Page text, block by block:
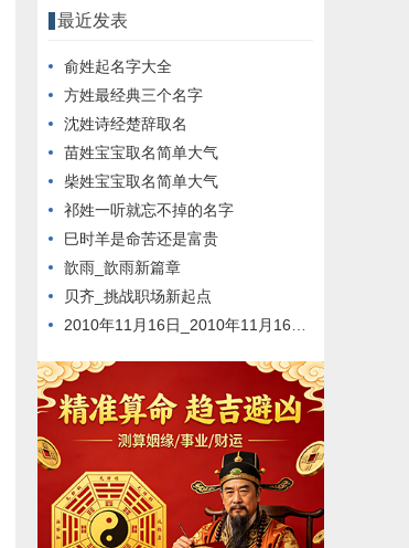
最近发表
俞姓起名字大全
方姓最经典三个名字
沈姓诗经楚辞取名
苗姓宝宝取名简单大气
柴姓宝宝取名简单大气
祁姓一听就忘不掉的名字
巳时羊是命苦还是富贵
歆雨_歆雨新篇章
贝齐_挑战职场新起点
2010年11月16日_2010年11月16日新闻回顾